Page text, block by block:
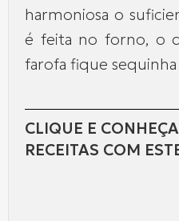
harmoniosa o
é feita no forno, o
farofa fique
CLIQUE E
RECEITAS COM